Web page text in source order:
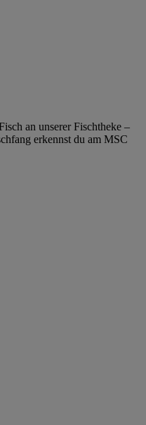
an unserer Fischtheke –
erkennst du am MSC